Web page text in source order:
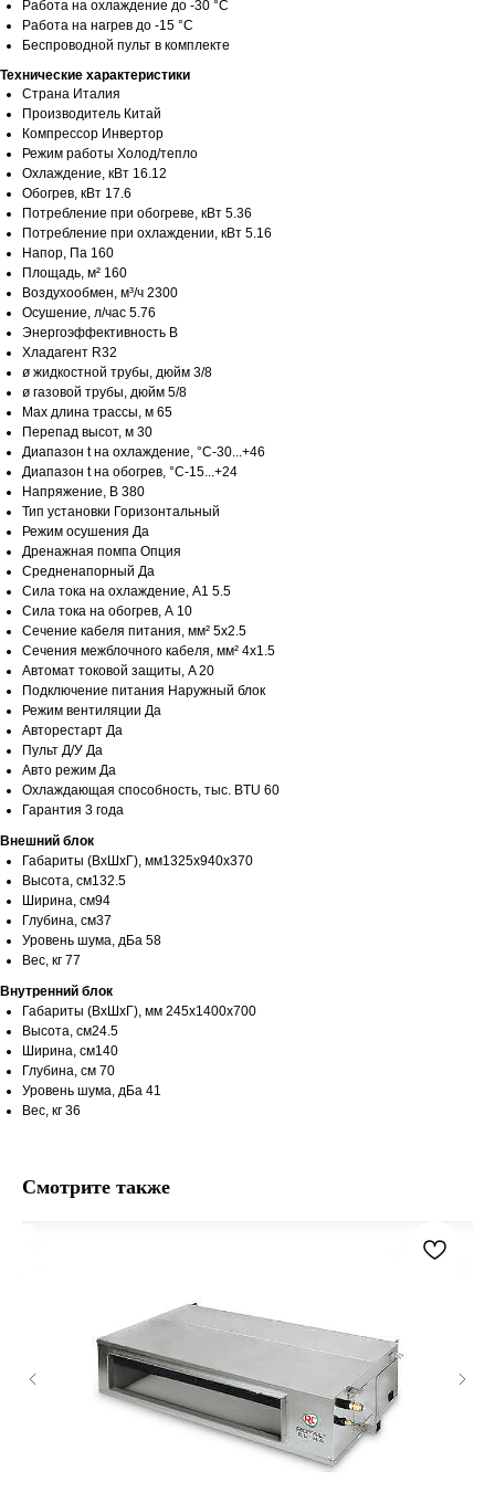
Работа на охлаждение до -30 °С
Работа на нагрев до -15 °С
Беспроводной пульт в комплекте
Технические характеристики
Страна Италия
Производитель Китай
Компрессор Инвертор
Режим работы Холод/тепло
Охлаждение, кВт 16.12
Обогрев, кВт 17.6
Потребление при обогреве, кВт 5.36
Потребление при охлаждении, кВт 5.16
Напор, Па 160
Площадь, м² 160
Воздухообмен, м³/ч 2300
Осушение, л/час 5.76
Энергоэффективность B
Хладагент R32
ø жидкостной трубы, дюйм 3/8
ø газовой трубы, дюйм 5/8
Max длина трассы, м 65
Перепад высот, м 30
Диапазон t на охлаждение, °С-30...+46
Диапазон t на обогрев, °С-15...+24
Напряжение, В 380
Тип установки Горизонтальный
Режим осушения Да
Дренажная помпа Опция
Средненапорный Да
Сила тока на охлаждение, А1 5.5
Сила тока на обогрев, А 10
Сечение кабеля питания, мм² 5x2.5
Сечения межблочного кабеля, мм² 4x1.5
Автомат токовой защиты, A 20
Подключение питания Наружный блок
Режим вентиляции Да
Авторестарт Да
Пульт Д/У Да
Авто режим Да
Охлаждающая способность, тыс. BTU 60
Гарантия 3 года
Внешний блок
Габариты (ВхШхГ), мм1325x940x370
Высота, см132.5
Ширина, см94
Глубина, см37
Уровень шума, дБа 58
Вес, кг 77
Внутренний блок
Габариты (ВхШхГ), мм 245x1400x700
Высота, см24.5
Ширина, см140
Глубина, см 70
Уровень шума, дБа 41
Вес, кг 36
Смотрите также